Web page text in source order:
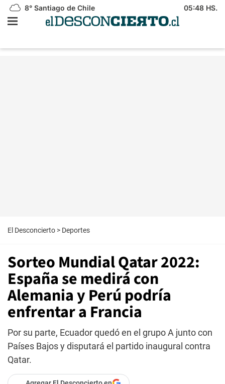
8° Santiago de Chile 05:48 HS.
El Desconcierto > Deportes
Sorteo Mundial Qatar 2022:
España se medirá con
Alemania y Perú podría
enfrentar a Francia
Por su parte, Ecuador quedó en el grupo A junto con
Países Bajos y disputará el partido inaugural contra
Qatar.